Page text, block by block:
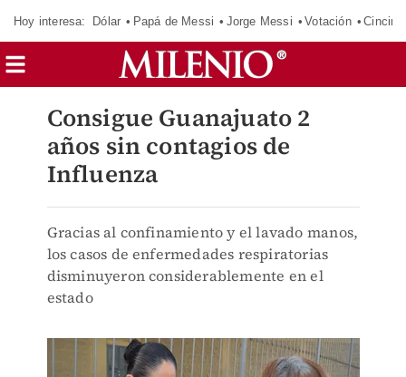
Hoy interesa: Dólar Papá de Messi Jorge Messi Votación
Consigue Guanajuato 2
años sin contagios de
Influenza
Gracias al confinamiento y el lavado manos,
los casos de enfermedades respiratorias
disminuyeron considerablemente en el
estado